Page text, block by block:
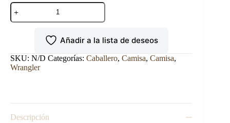
CAMISA
VAQUERA
WRANGLER
BLANCO/AZUL
cantidad
Añadir a la lista de deseos
SKU: N/D Categorías: Caballero, Camisa, Camisa,
Wrangler
Descripción